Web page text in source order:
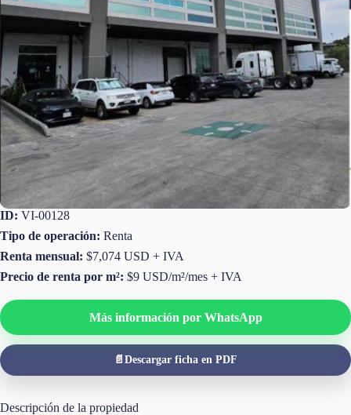
ID: VI-00128
Tipo de operación: Renta
Renta mensual: $7,074 USD + IVA
Precio de renta por m²: $9 USD/m²/mes + IVA
Más información por WhatsApp
📄 Descargar ficha en PDF
Descripción de la propiedad